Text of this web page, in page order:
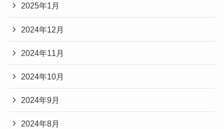
2025年1月
2024年12月
2024年11月
2024年10月
2024年9月
2024年8月